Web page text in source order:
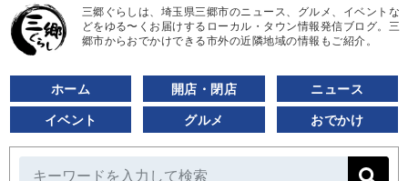
三郷ぐらしは、埼玉県三郷市のニュース、グルメ、イベントな
どをゆる〜くお届けするローカル・タウン情報発信ブログ。三
郷市からおでかけできる市外の近隣地域の情報もご紹介。
ホーム 開店・閉店 ニュース
イベント グルメ おでかけ